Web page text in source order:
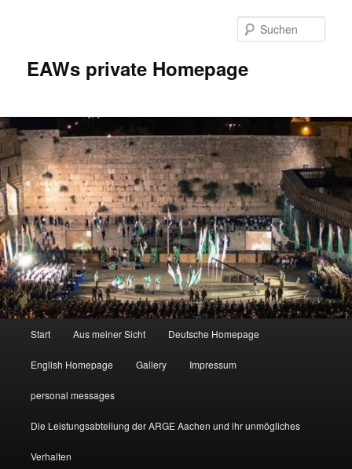
EAWs private Homepage
Start Aus meiner Sicht Deutsche Homepage
English Homepage Gallery Impressum
personal messages
Die Leistungsabteilung der ARGE Aachen und ihr unmögliches
Verhalten